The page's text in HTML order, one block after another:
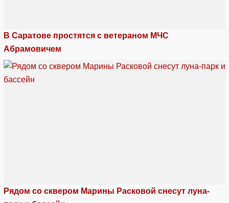
В Саратове простятся с ветераном МЧС
Абрамовичем
Рядом со сквером Марины Расковой снесут луна-